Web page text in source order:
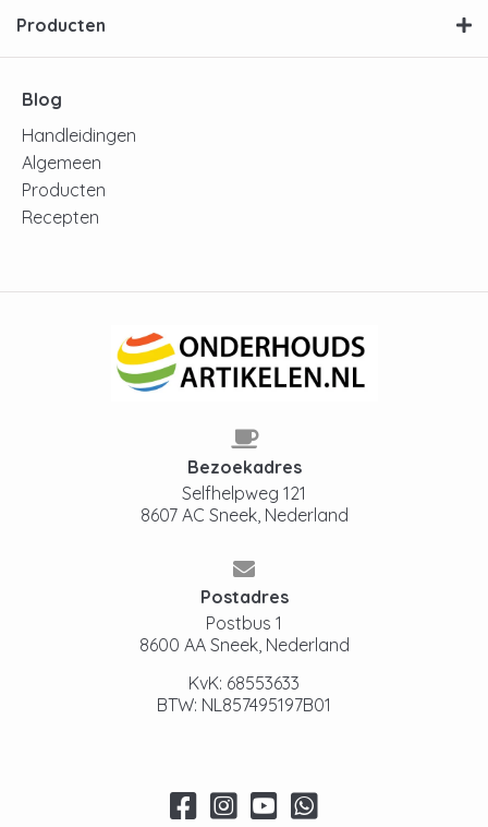
Producten
Blog
Handleidingen
Algemeen
Producten
Recepten
Bezoekadres
Selfhelpweg 121
8607 AC Sneek, Nederland
Postadres
Postbus 1
8600 AA Sneek, Nederland
KvK: 68553633
BTW: NL857495197B01